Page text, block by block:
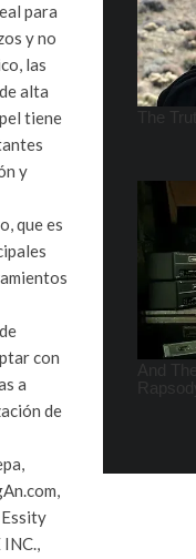
para
y no
las
alta
tiene
y
que es
con
a
de